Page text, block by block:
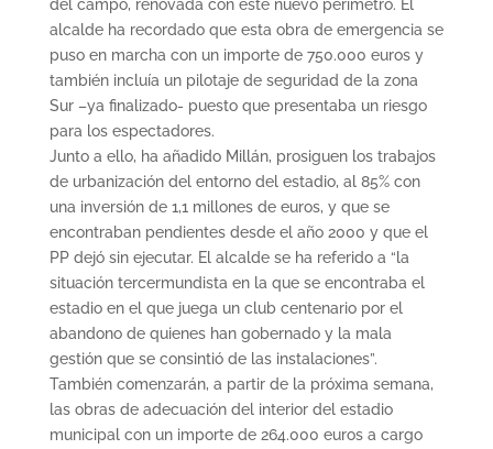
del campo, renovada con este nuevo perímetro. El
alcalde ha recordado que esta obra de emergencia se
puso en marcha con un importe de 750.000 euros y
también incluía un pilotaje de seguridad de la zona
Sur –ya finalizado- puesto que presentaba un riesgo
para los espectadores.
Junto a ello, ha añadido Millán, prosiguen los trabajos
de urbanización del entorno del estadio, al 85% con
una inversión de 1,1 millones de euros, y que se
encontraban pendientes desde el año 2000 y que el
PP dejó sin ejecutar. El alcalde se ha referido a “la
situación tercermundista en la que se encontraba el
estadio en el que juega un club centenario por el
abandono de quienes han gobernado y la mala
gestión que se consintió de las instalaciones”.
También comenzarán, a partir de la próxima semana,
las obras de adecuación del interior del estadio
municipal con un importe de 264.000 euros a cargo